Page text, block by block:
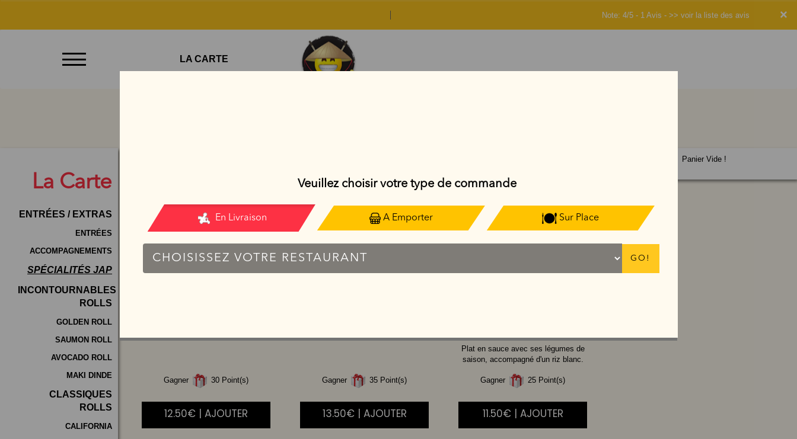
×
Note: 4/5 - 1 Avis - >> voir la liste des avis
Emporter
Contact
Mentions
Légales
Programme
De
Fidélité
Vos
Avis
de
LA CARTE
La Carte
ENTRÉES / EXTRAS
ENTRÉES
ACCOMPAGNEMENTS
SPÉCIALITÉS JAP
INCONTOURNABLES
ROLLS
GOLDEN ROLL
SAUMON ROLL
AVOCADO ROLL
MAKI DINDE
CLASSIQUES
ROLLS
CALIFORNIA
Gagner 30 Point(s)
12.50€ | AJOUTER
Gagner 35 Point(s)
13.50€ | AJOUTER
Plat en sauce avec ses légumes de
saison, accompagné d'un riz blanc.
Gagner 25 Point(s)
11.50€ | AJOUTER
Panier Vide !